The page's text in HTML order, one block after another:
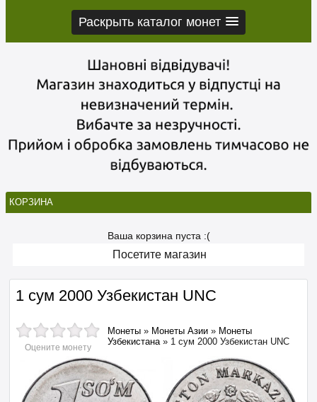
Раскрыть каталог монет
КОРЗИНА
Ваша корзина пуста :(
Посетите магазин
1 сум 2000 Узбекистан UNC
Оцените монету
Монеты » Монеты Азии » Монеты
Узбекистана» 1 сум 2000 Узбекистан UNC